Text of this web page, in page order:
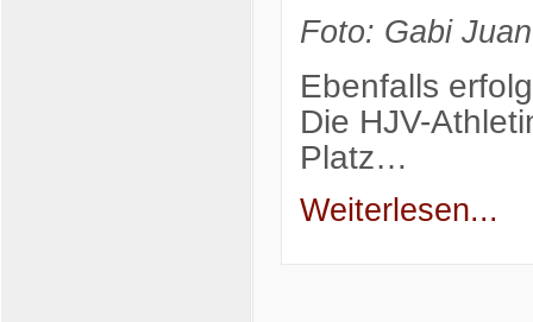
Foto: Gabi Juan
Ebenfalls
Die HJV-
Platz…
Weiterlesen...